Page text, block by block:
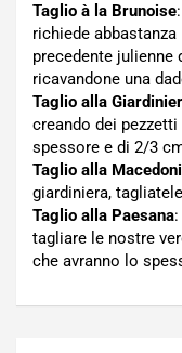
Taglio à la Brunoise
richiede
precedente
ricavandone una
Taglio alla
creando dei
spessore e di 2/3
Taglio alla
giardiniera,
Taglio alla Paesana
tagliare le nostre
che avranno lo